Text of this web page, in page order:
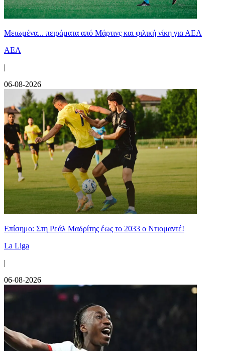
Μειωμένα... πειράματα από Μάρτινς και φιλική νίκη για ΑΕΛ
ΑΕΛ
|
06-08-2026
Επίσημο: Στη Ρεάλ Μαδρίτης έως το 2033 ο Ντιομαντέ!
La Liga
|
06-08-2026